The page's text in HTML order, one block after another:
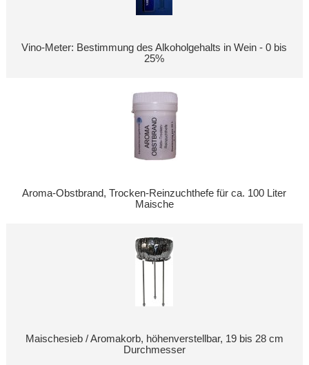
Vino-Meter: Bestimmung des Alkoholgehalts in Wein - 0 bis
25%
Aroma-Obstbrand, Trocken-Reinzuchthefe für ca. 100 Liter
Maische
Maischesieb / Aromakorb, höhenverstellbar, 19 bis 28 cm
Durchmesser